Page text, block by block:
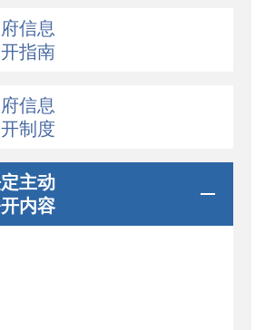
信息
指南
信息
制度
主动
内容